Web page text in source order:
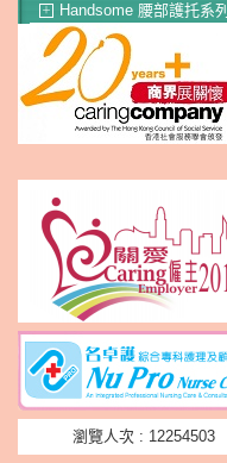
＋ Handsome 腰部護托系列
瀏覽人次 : 12254503